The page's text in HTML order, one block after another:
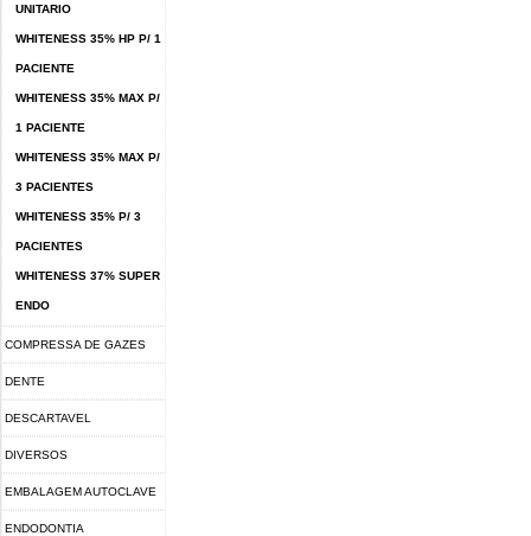
UNITARIO
WHITENESS 35% HP P/ 1
PACIENTE
WHITENESS 35% MAX P/
1 PACIENTE
WHITENESS 35% MAX P/
3 PACIENTES
WHITENESS 35% P/ 3
PACIENTES
WHITENESS 37% SUPER
ENDO
COMPRESSA DE GAZES
DENTE
DESCARTAVEL
DIVERSOS
EMBALAGEM AUTOCLAVE
ENDODONTIA